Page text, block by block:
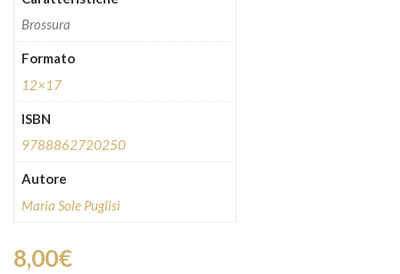
Brossura
Formato
12×17
ISBN
9788862720250
Autore
Maria Sole Puglisi
8,00€